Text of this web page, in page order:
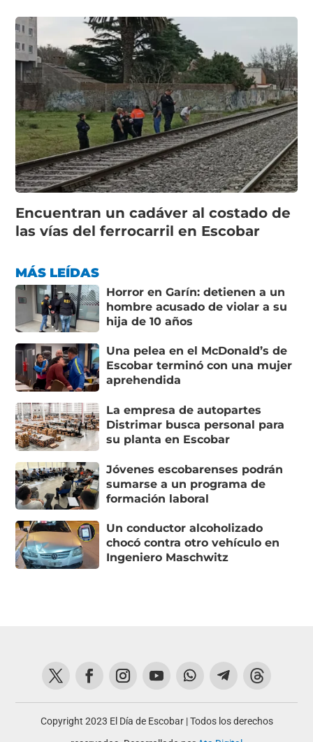
Encuentran un cadáver al costado de
las vías del ferrocarril en Escobar
MÁS LEÍDAS
Horror en Garín: detienen a un
hombre acusado de violar a su
hija de 10 años
Una pelea en el McDonald’s de
Escobar terminó con una mujer
aprehendida
La empresa de autopartes
Distrimar busca personal para
su planta en Escobar
Jóvenes escobarenses podrán
sumarse a un programa de
formación laboral
Un conductor alcoholizado
chocó contra otro vehículo en
Ingeniero Maschwitz
Copyright 2023 El Día de Escobar | Todos los derechos